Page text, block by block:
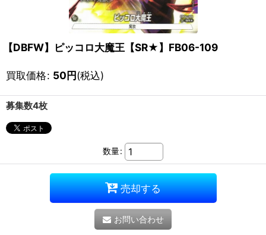
【DBFW】ピッコロ大魔王【SR★】FB06-109
買取価格: 50円(税込)
募集数4枚
数量:
売却する
お問い合わせ